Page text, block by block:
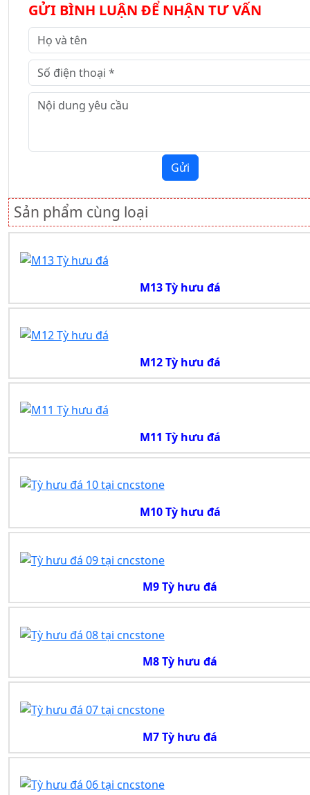
GỬI BÌNH LUẬN ĐỂ NHẬN TƯ VẤN
Gửi
Sản phẩm cùng loại
M13 Tỳ hưu đá
M12 Tỳ hưu đá
M11 Tỳ hưu đá
M10 Tỳ hưu đá
M9 Tỳ hưu đá
M8 Tỳ hưu đá
M7 Tỳ hưu đá